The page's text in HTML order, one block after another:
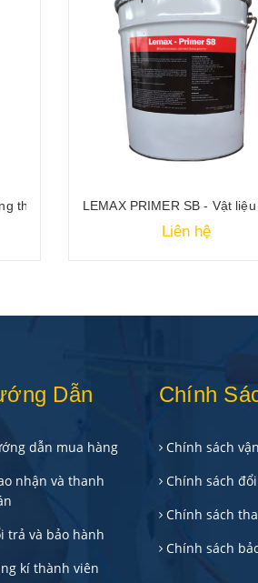
thấm gốc Bitum màng lỏng
LEMAX PRIMER SB - Vật liệu
Liên hệ
Dẫn
dẫn mua hàng
nhận và thanh
trả và bảo hành
kí thành viên
Chính
Chính sách
Chính sách
Chính sách
Chính sách